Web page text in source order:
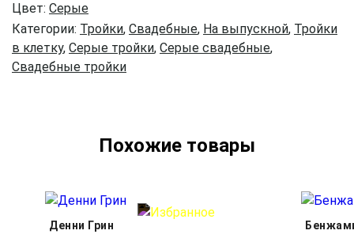
Цвет: Серые
Категории: Тройки, Свадебные, На выпускной, Тройки
в клетку, Серые тройки, Серые свадебные,
Свадебные тройки
Похожие товары
Денни Грин